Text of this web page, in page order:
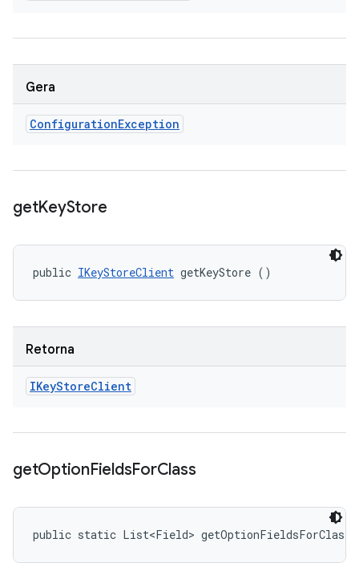
Gera
ConfigurationException
getKeyStore
public IKeyStoreClient getKeyStore ()
Retorna
IKeyStoreClient
getOptionFieldsForClass
public static List<Field> getOptionFieldsForClass